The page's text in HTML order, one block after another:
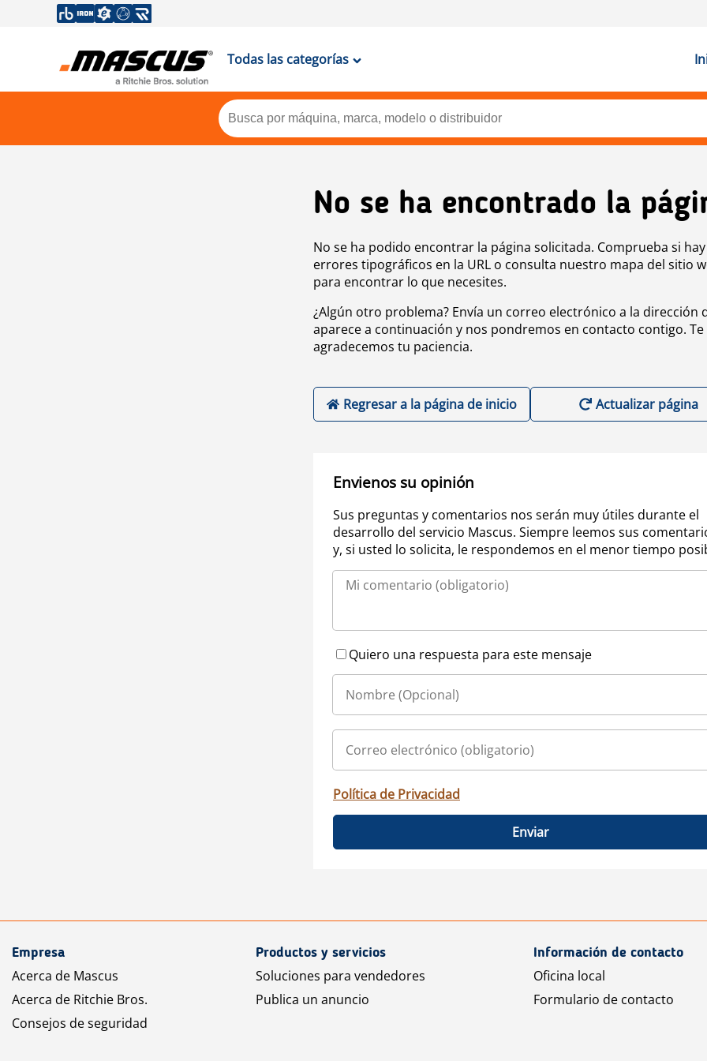
Todas las categorías
No se ha encontrado la
No se ha podido encontrar la página solicitada. Comprueba si hay
errores tipográficos en la URL o consulta nuestro mapa del sitio
para encontrar lo que necesites.
¿Algún otro problema? Envía un correo electrónico a la dirección
aparece a continuación y nos pondremos en contacto contigo. Te
agradecemos tu paciencia.
Regresar a la página de inicio Actualizar página
Envienos su opinión
Sus preguntas y comentarios nos serán muy útiles durante el
desarrollo del servicio Mascus. Siempre leemos sus
y, si usted lo solicita, le respondemos en el menor tiempo
Quiero una respuesta para este mensaje
Política de Privacidad
Enviar
Empresa
Acerca de Mascus
Acerca de Ritchie Bros.
Consejos de seguridad
Productos y servicios
Soluciones para vendedores
Publica un anuncio
Información de contacto
Oficina local
Formulario de contacto